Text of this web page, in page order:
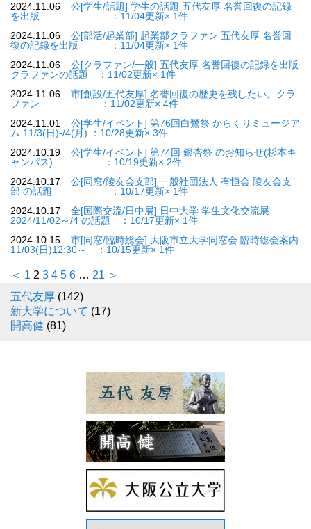
2024.11.06
公[学生/話題] 学生の話題 五代友厚 名誉回復の記録
を出版 ：11/04更新× 1件
2024.11.06
公[部活/起業部] 起業部クラファン 五代友厚 名誉回
復の記録を出版 ：11/04更新× 1件
2024.11.06
公[クラファン/一般] 五代友厚 名誉回復の記録を出版
クラファンの話題 ：11/02更新× 1件
2024.11.06
市[創設/五代友厚] 名誉回復の歴史を残したい。クラ
ファン ：11/02更新× 4件
2024.11.01
公[学生/イベント] 第76回白鷺祭 からくりミュージア
ム 11/3(日)-/4(月) ：10/28更新× 3件
2024.10.19
公[学生/イベント] 第74回 銀杏祭 のお知らせ(杉本キ
ャンパス) ：10/19更新× 2件
2024.10.17
公[同窓/陵友会支部] 一般社団法人 有恒会 陵友会支
部 の話題 ：10/17更新× 1件
2024.10.17
全[国際交流/日中展] 日中大学 学生文化交流展
2024/11/02～/4 の話題 ：10/17更新× 1件
2024.10.15
市[同窓/臨時総会] 大阪市立大学同窓会 臨時総会案内
11/03(日)12:30～ ：10/15更新× 1件
＜ 1 2 3 4 5 6 … 21 ＞
五代友厚 (142)
新大学について (17)
開高健 (81)